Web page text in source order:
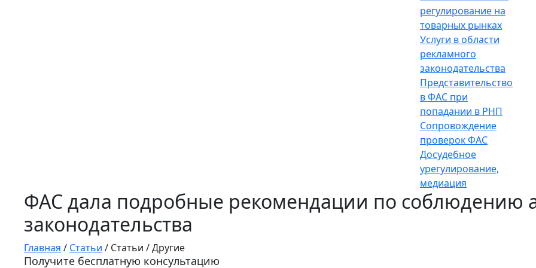
регулирование на
товарных рынках
Услуги в области
рекламного
законодательства
Представительство
в ФАС при
попадании в РНП
Сопровождение
проверок ФАС
Досудебное
урегулирование,
медиация
ФАС дала подробные рекомендации по соблюдению
законодательства
Главная / Статьи / Статьи /Другие
Получите бесплатную консультацию